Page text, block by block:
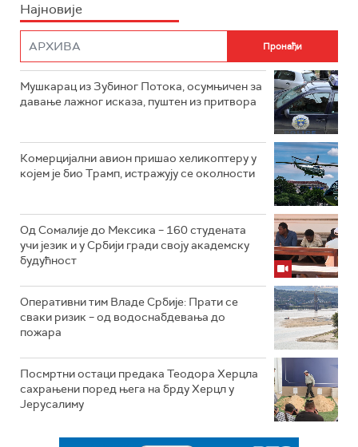
Најновије
Мушкарац из Зубиног Потока, осумњичен за
давање лажног исказа, пуштен из притвора
Комерцијални авион пришао хеликоптеру у
којем је био Трамп, истражују се околности
Од Сомалије до Мексика – 160 студената
учи језик и у Србији гради своју академску
будућност
Оперативни тим Владе Србије: Прати се
сваки ризик – од водоснабдевања до
пожара
Посмртни остаци предака Теодора Херцла
сахрањени поред њега на брду Херцл у
Јерусалиму